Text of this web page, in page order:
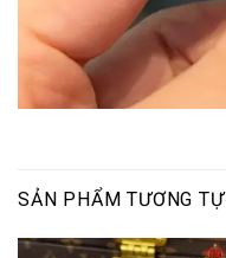
SẢN PHẨM TƯƠNG TỰ